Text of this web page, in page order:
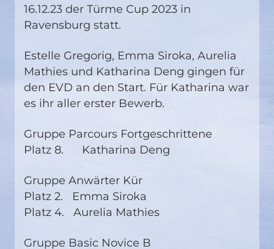
16.12.23 der Türme Cup 2023 in
Ravensburg statt.
Estelle Gregorig, Emma Siroka, Aurelia
Mathies und Katharina Deng gingen für
den EVD an den Start. Für Katharina war
es ihr aller erster Bewerb.
Gruppe Parcours Fortgeschrittene
Platz 8. Katharina Deng
Gruppe Anwärter Kür
Platz 2. Emma Siroka
Platz 4. Aurelia Mathies
Gruppe Basic Novice B